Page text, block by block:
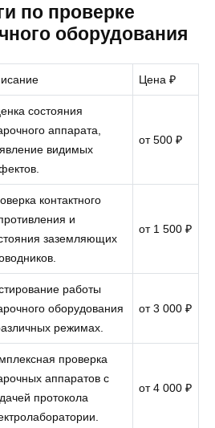
по проверке
оборудования
Цена ₽
состояния
аппарата,
видимых
от 500 ₽
контактного
и
заземляющих
от 1 500 ₽
работы
оборудования
режимах.
от 3 000 ₽
проверка
аппаратов с
протокола
от 4 000 ₽